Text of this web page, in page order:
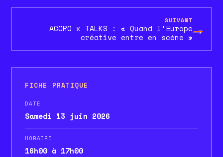
SUIVANT
ACCRO x TALKS : « Quand l'Europe
créative entre en scène »→
FICHE PRATIQUE
DATE
Samedi 13 juin 2026
HORAIRE
16h00 à 17h00